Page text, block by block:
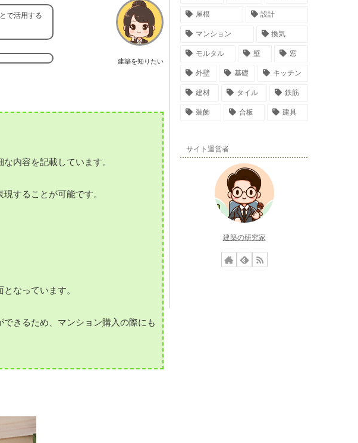
建築を知りたい
で活用する
内容を記載しています。
することが可能です。
なっています。
きるため、マンション購入の際にも
屋根 設計
マンション 換気
モルタル 壁 窓
外壁 基礎 キッチン
建材 タイル 鉄筋
装飾 合板 建具
サイト運営者
建築の研究家